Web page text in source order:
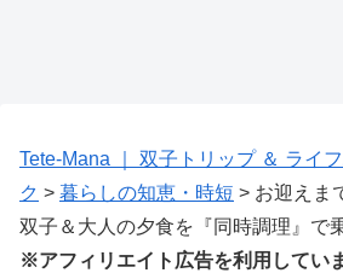
Tete-Mana ｜ 双子トリップ ＆ ライ
ク > 暮らしの知恵・時短 > お迎えま
双子＆大人の夕食を『同時調理』で
※アフィリエイト広告を利用してい